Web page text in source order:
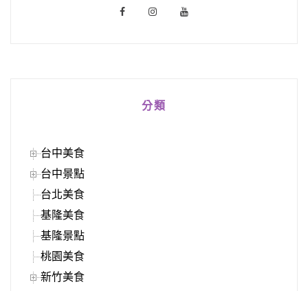
分類
台中美食
台中景點
台北美食
基隆美食
基隆景點
桃園美食
新竹美食